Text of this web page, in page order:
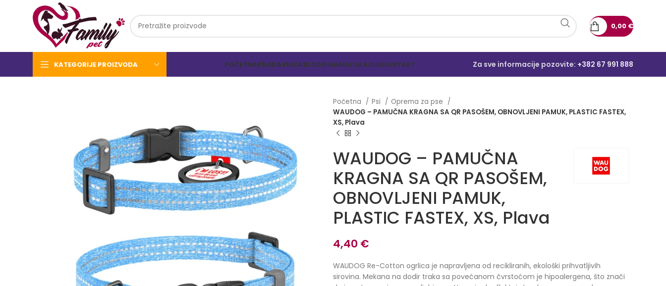
0,00 €
KATEGORIJE PROIZVODA POČETNAPRODAVNICABLOGO NAMALOKACIJEKONTAKT Za sve informacije pozovite: +382 67 991 888
Početna Psi
Oprema za pse
WAUDOG – PAMUČNA KRAGNA SA QR PASOŠEM, OBNOVLJENI PAMUK, PLASTIC FASTEX,
XS, Plava
WAUDOG – PAMUČNA
KRAGNA SA QR PASOŠEM,
OBNOVLJENI PAMUK,
PLASTIC FASTEX, XS, Plava
4,40 €
WAUDOG Re-Cotton ogrlica je napravljena od recikliranih, ekološki prihvatljivih
sirovina. Mekana na dodir traka sa povećanom čvrstoćom je hipoalergena, što znači